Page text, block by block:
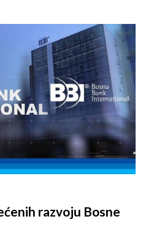
razvoju Bosne